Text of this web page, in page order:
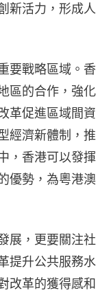
新活力，形成人
要戰略區域。香
區的合作，強化
革促進區域間資
經濟新體制，推
，香港可以發揮
優勢，為粵港澳
展，更要關注社
提升公共服務水
改革的獲得感和